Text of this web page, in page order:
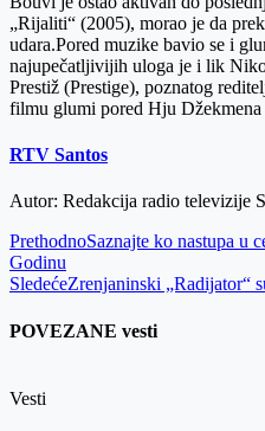
„Rijaliti“ (2005), morao je da
udara.Pored muzike bavio se i
najupečatljivijih uloga je i lik
Prestiž (Prestige), poznatog
filmu glumi pored Hju
RTV Santos
Autor: Redakcija radio televizije
PrethodnoSaznajte ko nastupa u
Godinu
SledećeZrenjaninski „Radijator“
POVEZANE vesti
Vesti